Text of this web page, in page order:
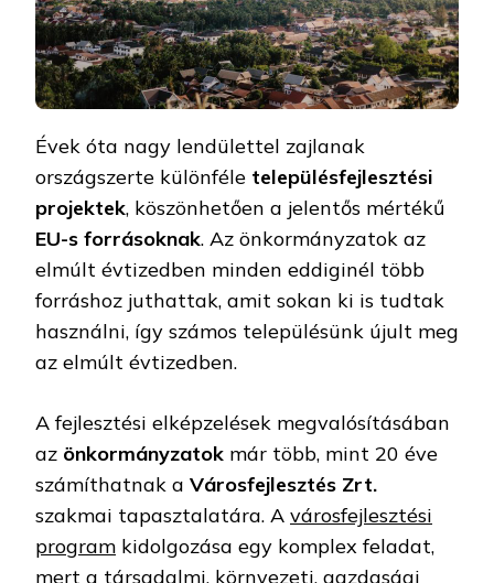
Évek óta nagy lendülettel zajlanak
országszerte különféle településfejlesztési
projektek, köszönhetően a jelentős mértékű
EU-s forrásoknak. Az önkormányzatok az
elmúlt évtizedben minden eddiginél több
forráshoz juthattak, amit sokan ki is tudtak
használni, így számos településünk újult meg
az elmúlt évtizedben.
A fejlesztési elképzelések megvalósításában
az önkormányzatok már több, mint 20 éve
számíthatnak a Városfejlesztés Zrt.
szakmai tapasztalatára. A városfejlesztési
program kidolgozása egy komplex feladat,
mert a társadalmi, környezeti, gazdasági